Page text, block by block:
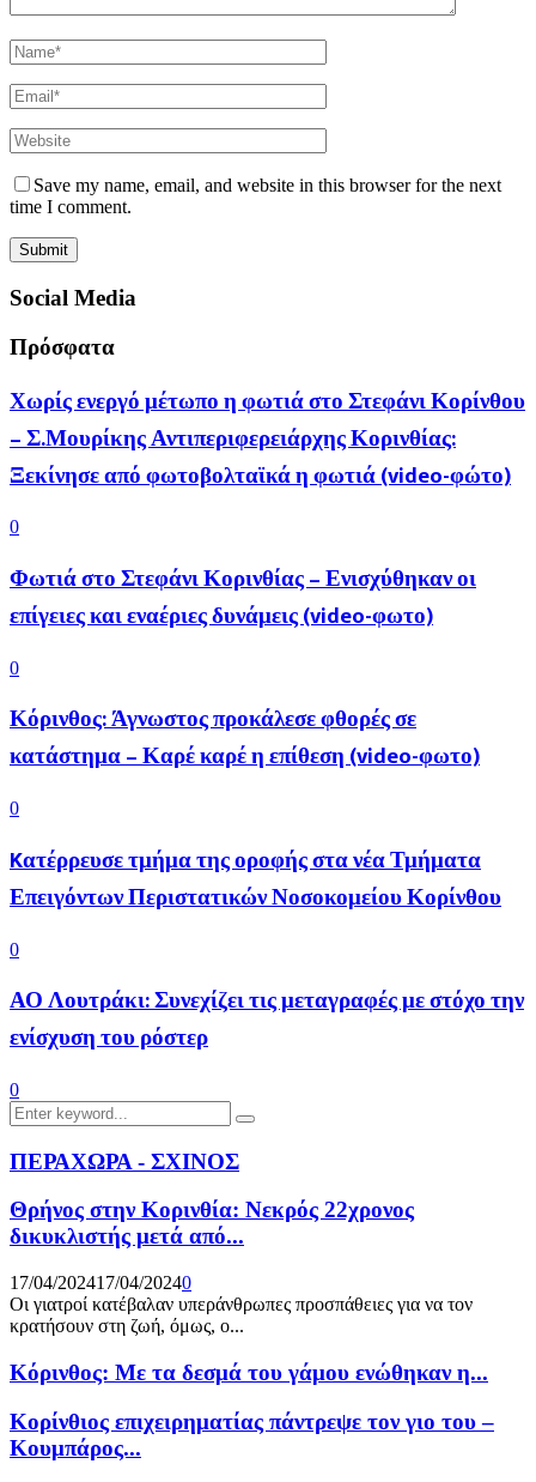
Save my name, email, and website in this browser for the next
time I comment.
Social Media
Πρόσφατα
Χωρίς ενεργό μέτωπο η φωτιά στο Στεφάνι Κορίνθου
– Σ.Μουρίκης Αντιπεριφερειάρχης Κορινθίας:
Ξεκίνησε από φωτοβολταϊκά η φωτιά (video-φώτο)
0
Φωτιά στο Στεφάνι Κορινθίας – Ενισχύθηκαν οι
επίγειες και εναέριες δυνάμεις (video-φωτο)
0
Κόρινθος: Άγνωστος προκάλεσε φθορές σε
κατάστημα – Καρέ καρέ η επίθεση (video-φωτο)
0
Kατέρρευσε τμήμα της οροφής στα νέα Τμήματα
Επειγόντων Περιστατικών Νοσοκομείου Κορίνθου
0
ΑΟ Λουτράκι: Συνεχίζει τις μεταγραφές με στόχο την
ενίσχυση του ρόστερ
0
Search
for:
Search
ΠΕΡΑΧΩΡΑ - ΣΧΙΝΟΣ
Θρήνος στην Κορινθία: Νεκρός 22χρονος
δικυκλιστής μετά από...
17/04/202417/04/20240
Οι γιατροί κατέβαλαν υπεράνθρωπες προσπάθειες για να τον
κρατήσουν στη ζωή, όμως, ο...
Κόρινθος: Με τα δεσμά του γάμου ενώθηκαν η...
Κορίνθιος επιχειρηματίας πάντρεψε τον γιο του –
Κουμπάρος...